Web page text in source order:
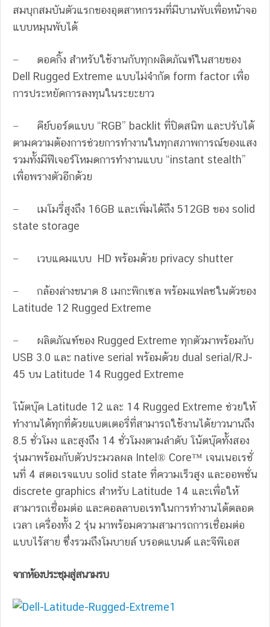
สมบุกสมบันตัวแรกของอุตสาหกรรมที่มีบานพับเพื่อหน้าจอ
แบบหมุนพับได้
− ดอคกิ้ง สำหรับใช้งานกับทุกผลิตภัณฑ์ในสายของ
Dell Rugged Extreme แบบไม่จำกัด form factor เพื่อ
การประหยัดการลงทุนในระยะยาว
− คีย์บอร์ดแบบ “RGB” backlit ที่ปิดสนิท และปรับได้
ตามความต้องการช่วยการทำงานในทุกสภาพการณ์ของแสง
รวมทั้งมีฟีเจอร์โหมดการทำงานแบบ “instant stealth”
เพื่อพรางตัวอีกด้วย
− เมโมรี่สูงถึง 16GB และเพิ่มได้ถึง 512GB ของ solid
state storage
− เวบแคมแบบ HD พร้อมด้วย privacy shutter
− กล้องล่างขนาด 8 เมกะพิกเซล พร้อมแฟลชในตัวของ
Latitude 12 Rugged Extreme
− ผลิตภัณฑ์ของ Rugged Extreme ทุกตัวมาพร้อมกับ
USB 3.0 และ native serial พร้อมด้วย dual serial/RJ-
45 บน Latitude 14 Rugged Extreme
โน้ตบุ๊ค Latitude 12 และ 14 Rugged Extreme ช่วยให้
ทำงานได้ทุกที่ด้วยแบตเตอรี่ที่สามารถใช้งานได้ยาวนานถึง
8.5 ชั่วโมง และสูงถึง 14 ชั่วโมงตามลำดับ โน้ตบุ๊คทั้งสอง
รุ่นมาพร้อมกับตัวประมวลผล Intel® Core™ เจนเนอเรชั่
นที่ 4 สตอเรจแบบ solid state ที่ความเร็วสูง และออพชั่น
discrete graphics สำหรับ Latitude 14 และเพื่อให้
สามารถเชื่อมต่อ และคอลลาบอเรทในการทำงานได้ตลอด
เวลา เครื่องทั้ง 2 รุ่น มาพร้อมความสามารถการเชื่อมต่อ
แบบไร้สาย ซึ่งรวมถึงโมบายล์ บรอดแบนด์ และจีพีเอส
จากห้องประชุมสู่สนามรบ